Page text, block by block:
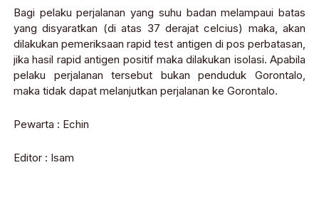
Bagi pelaku perjalanan yang suhu badan melampaui batas
yang disyaratkan (di atas 37 derajat celcius) maka, akan
dilakukan pemeriksaan rapid test antigen di pos perbatasan,
jika hasil rapid antigen positif maka dilakukan isolasi. Apabila
pelaku perjalanan tersebut bukan penduduk Gorontalo,
maka tidak dapat melanjutkan perjalanan ke Gorontalo.
Pewarta : Echin
Editor : Isam